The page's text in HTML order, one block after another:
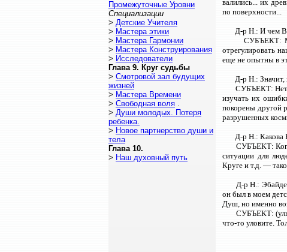
валились... их
по поверхности...
Д-р Н.: И чем
СУБЪЕКТ:
отрегулировать
еще не опытны в
Д-р Н.: Значит,
СУБЪЕКТ: Нет,
изучать их
покорены другой
разрушенных
Д-р Н.: Какова
СУБЪЕКТ:
ситуации для
Круге и т.д. —
Д-р Н.:
он был в моем
Душ, но именно
СУБЪЕКТ:
что-то уловите.
Промежуточные Уровни
Специализации
> Детские Учителя
> Мастера этики
> Мастера Гармонии
> Мастера Конструирования
> Исследователи
Глава 9. Круг судьбы
> Смотровой зал будущих
жизней
> Мастера Времени
> Свободная воля .
> Души молодых. Потеря
ребенка.
> Новое партнерство души и
тела
Глава 10.
> Наш духовный путь